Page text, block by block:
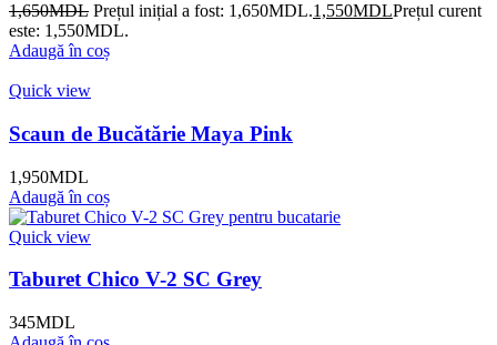
1,650MDL Prețul inițial a fost: 1,650MDL.1,550MDLPrețul curent
este: 1,550MDL.
Adaugă în coș
Quick view
Scaun de Bucătărie Maya Pink
1,950MDL
Adaugă în coș
Quick view
Taburet Chico V-2 SC Grey
345MDL